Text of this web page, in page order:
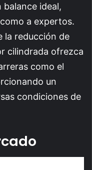
balance ideal,
a expertos.
la reducción de
cilindrada ofrezca
como el
un
condiciones de